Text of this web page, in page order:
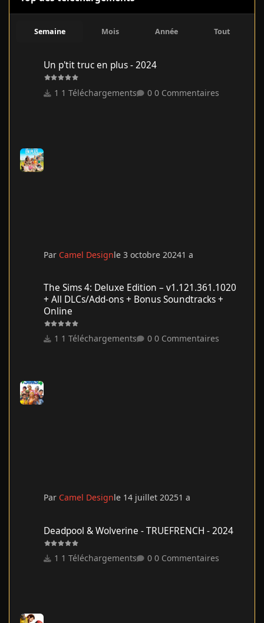
Semaine Mois Année Tout
Un p'tit truc en plus - 2024
1 Téléchargements 0 Commentaires
Par Camel Designle 3 octobre 20241 a
The Sims 4: Deluxe Edition – v1.121.361.1020
+ All DLCs/Add-ons + Bonus Soundtracks +
Online
1 Téléchargements 0 Commentaires
Par Camel Designle 14 juillet 20251 a
Deadpool & Wolverine - TRUEFRENCH - 2024
1 Téléchargements 0 Commentaires